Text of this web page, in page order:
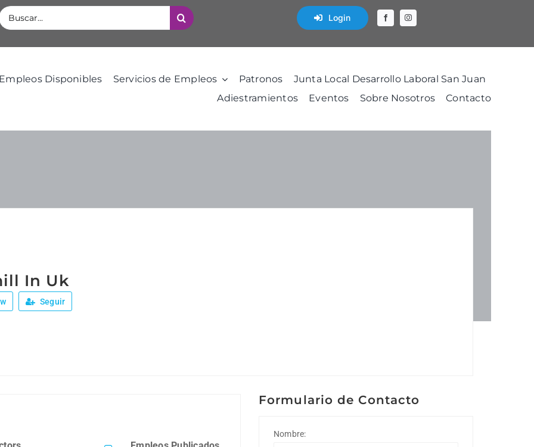
Login
Empleos Disponibles Servicios de Empleos Patronos
Junta Local Desarrollo Laboral San Juan
Adiestramientos
Eventos Sobre Nosotros Contacto
In Uk
Seguir
Formulario de Contacto
Nombre: